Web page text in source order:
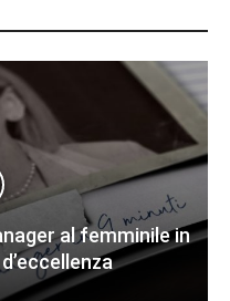
al femminile in